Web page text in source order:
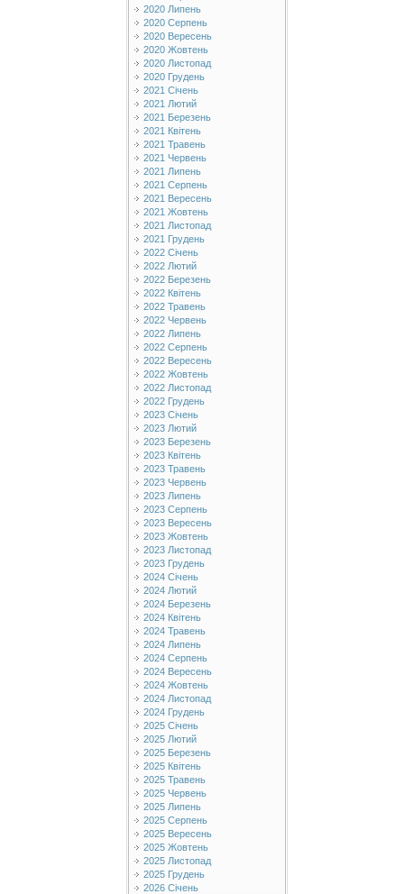
2020 Липень
2020 Серпень
2020 Вересень
2020 Жовтень
2020 Листопад
2020 Грудень
2021 Січень
2021 Лютий
2021 Березень
2021 Квітень
2021 Травень
2021 Червень
2021 Липень
2021 Серпень
2021 Вересень
2021 Жовтень
2021 Листопад
2021 Грудень
2022 Січень
2022 Лютий
2022 Березень
2022 Квітень
2022 Травень
2022 Червень
2022 Липень
2022 Серпень
2022 Вересень
2022 Жовтень
2022 Листопад
2022 Грудень
2023 Січень
2023 Лютий
2023 Березень
2023 Квітень
2023 Травень
2023 Червень
2023 Липень
2023 Серпень
2023 Вересень
2023 Жовтень
2023 Листопад
2023 Грудень
2024 Січень
2024 Лютий
2024 Березень
2024 Квітень
2024 Травень
2024 Липень
2024 Серпень
2024 Вересень
2024 Жовтень
2024 Листопад
2024 Грудень
2025 Січень
2025 Лютий
2025 Березень
2025 Квітень
2025 Травень
2025 Червень
2025 Липень
2025 Серпень
2025 Вересень
2025 Жовтень
2025 Листопад
2025 Грудень
2026 Січень